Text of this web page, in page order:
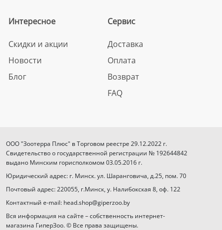
Интересное
Скидки и акции
Новости
Блог
Сервис
Доставка
Оплата
Возврат
FAQ
ООО "Зоотерра Плюс" в Торговом реестре 29.12.2022 г.
Свидетельство о государственной регистрации № 192644842
выдано Минским горисполкомом 03.05.2016 г.
Юридический адрес: г. Минск. ул. Шаранговича, д.25, пом. 70
Почтовый адрес: 220055, г.Минск, у. Налибокская 8, оф. 122
Контактный e-mail: head.shop@giperzoo.by
Вся информация на сайте – собственность интернет-
магазина ГиперЗоо. © Все права защищены.